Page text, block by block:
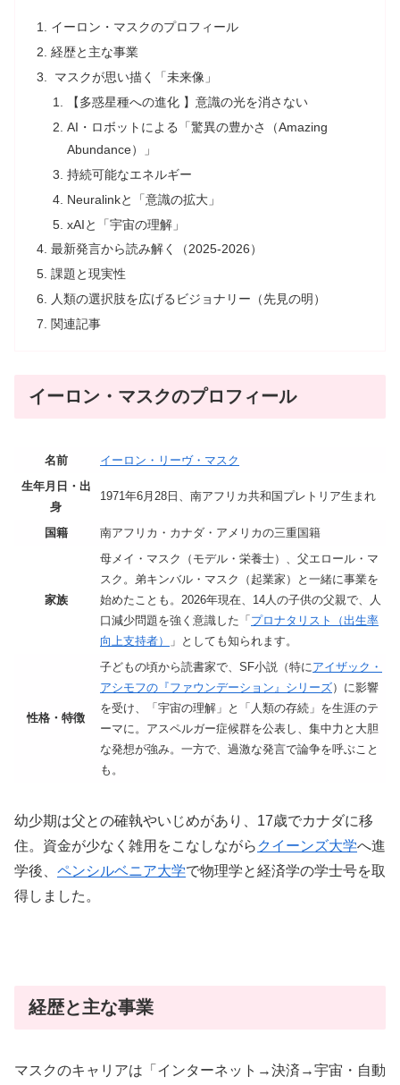
イーロン・マスクのプロフィール
経歴と主な事業
マスクが思い描く「未来像」
【多惑星種への進化 】意識の光を消さない
AI・ロボットによる「驚異の豊かさ（Amazing
Abundance）」
持続可能なエネルギー
Neuralinkと「意識の拡大」
xAIと「宇宙の理解」
最新発言から読み解く（2025-2026）
課題と現実性
人類の選択肢を広げるビジョナリー（先見の明）
関連記事
イーロン・マスクのプロフィール
名前
イーロン・リーヴ・マスク
生年月日・出
身
1971年6月28日、南アフリカ共和国プレトリア生まれ
国籍 南アフリカ・カナダ・アメリカの三重国籍
家族
母メイ・マスク（モデル・栄養士）、父エロール・マ
スク。弟キンバル・マスク（起業家）と一緒に事業を
始めたことも。2026年現在、14人の子供の父親で、人
口減少問題を強く意識した「 プロナタリスト（出生率
向上支持者）
」としても知られます。
性格・特徴
子どもの頃から読書家で、SF小説（特にアイザック・
アシモフの『ファウンデーション』シリーズ）に影響
を受け、「宇宙の理解」と「人類の存続」を生涯のテ
ーマに。アスペルガー症候群を公表し、集中力と大胆
な発想が強み。一方で、過激な発言で論争を呼ぶこと
も。
幼少期は父との確執やいじめがあり、17歳でカナダに移
住。資金が少なく雑用をこなしながら クイーンズ大学へ進
学後、 ペンシルベニア大学で物理学と経済学の学士号を取
得しました。
経歴と主な事業
マスクのキャリアは「インターネット→決済→宇宙・自動